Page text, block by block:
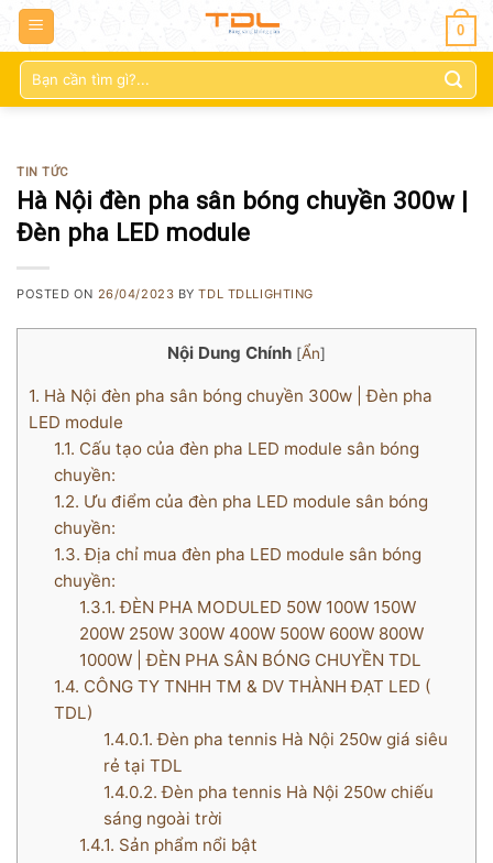
0
Tìm
kiếm:
TIN TỨC
Hà Nội đèn pha sân bóng chuyền 300w |
Đèn pha LED module
POSTED ON 26/04/2023 BYTDL TDLLIGHTING
Nội Dung Chính [Ẩn]
1. Hà Nội đèn pha sân bóng chuyền 300w | Đèn pha
LED module
1.1. Cấu tạo của đèn pha LED module sân bóng
chuyền:
1.2. Ưu điểm của đèn pha LED module sân bóng
chuyền:
1.3. Địa chỉ mua đèn pha LED module sân bóng
chuyền:
1.3.1. ĐÈN PHA MODULED 50W 100W 150W
200W 250W 300W 400W 500W 600W 800W
1000W | ĐÈN PHA SÂN BÓNG CHUYỀN TDL
1.4. CÔNG TY TNHH TM & DV THÀNH ĐẠT LED (
TDL)
1.4.0.1. Đèn pha tennis Hà Nội 250w giá siêu
rẻ tại TDL
1.4.0.2. Đèn pha tennis Hà Nội 250w chiếu
sáng ngoài trời
1.4.1. Sản phẩm nổi bật